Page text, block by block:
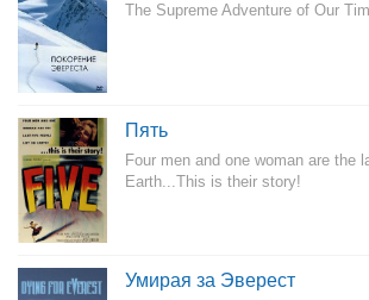
The Supreme Adventure of Our
Пять
Four men and one woman are the
Earth...This is their story!
Умирая за Эверест